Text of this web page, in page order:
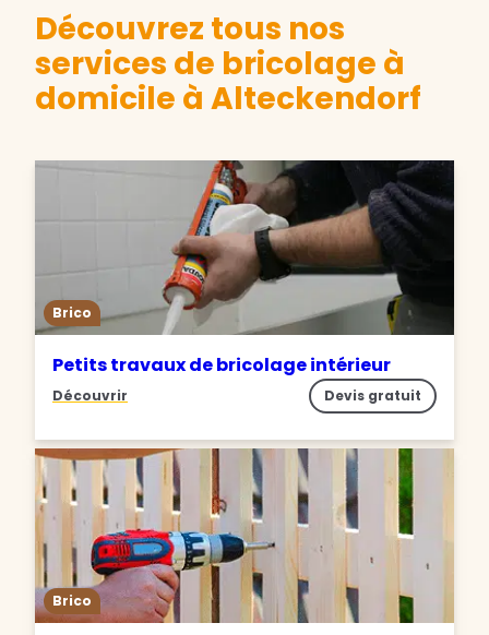
Découvrez tous nos
services de bricolage à
domicile à Alteckendorf
Brico
Petits travaux de bricolage intérieur
Découvrir Devis gratuit
Brico